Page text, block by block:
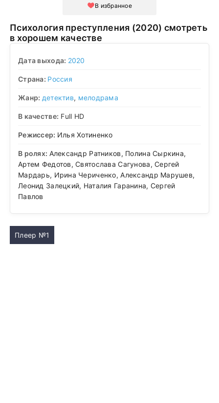
В избранное
Психология преступления (2020) смотреть
в хорошем качестве
Дата выхода: 2020
Страна: Россия
Жанр: детектив, мелодрама
В качестве: Full HD
Режиссер: Илья Хотиненко
В ролях: Александр Ратников, Полина Сыркина,
Артем Федотов, Святослава Сагунова, Сергей
Мардарь, Ирина Чериченко, Александр Марушев,
Леонид Залецкий, Наталия Гаранина, Сергей
Павлов
Плеер №1